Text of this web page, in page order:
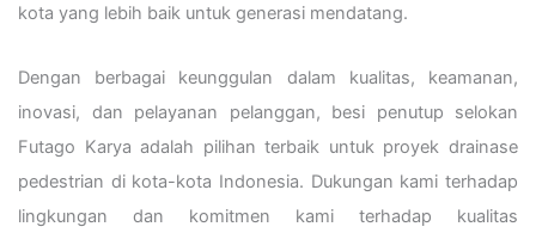
kota yang lebih baik untuk generasi mendatang.
Dengan berbagai keunggulan dalam kualitas, keamanan,
inovasi, dan pelayanan pelanggan, besi penutup selokan
Futago Karya adalah pilihan terbaik untuk proyek drainase
pedestrian di kota-kota Indonesia. Dukungan kami terhadap
lingkungan dan komitmen kami terhadap kualitas